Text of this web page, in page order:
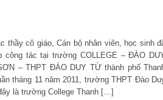
College
Thanh
Hóa-
College
thầy cô giáo, Cán bộ nhân viên, học sinh
công tác tại trường COLLEGE – ĐÀO
– THPT ĐÀO DUY TỪ thành phố
tháng 11 năm 2011, trường THPT Đào
là trường College Thanh […]